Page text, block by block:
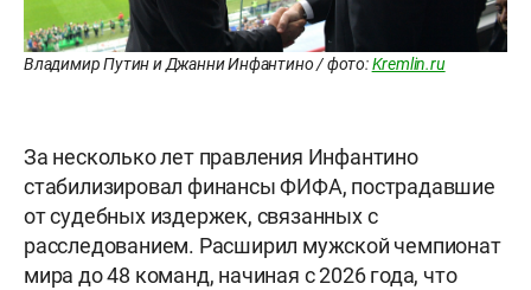
Владимир Путин и Джанни Инфантино / фото:Kremlin.ru
За несколько лет правления Инфантино
стабилизировал финансы ФИФА, пострадавшие
от судебных издержек, связанных с
расследованием. Расширил мужской чемпионат
мира до 48 команд, начиная с 2026 года, что